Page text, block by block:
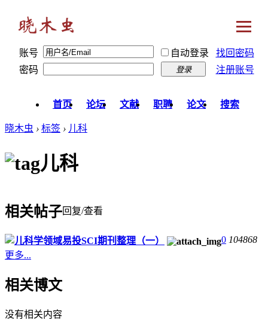
账号 自动登录
找回密码
密码
登录 注册账号
首页 论坛 文献 职聘 论文 搜索
晓木虫 › 标签 › 儿科
儿科
相关帖子回复/查看
儿科学领域易投SCI期刊整理（一） 0 104868
更多...
相关博文
没有相关内容